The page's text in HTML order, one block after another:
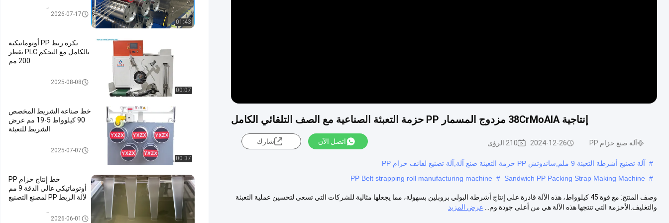
إنتاجية 38CrMoAlA مزدوج المسمار PP حزمة التعبئة الصناعية مع الصف التلقائي الكامل
آلة صنع حزام PP 2024-12-26 210 الرؤى اتصل الآن شارك
# آلة تصنيع أشرطة التعبئة 9 ملم,ساندوتش PP حزمة التعبئة صنع آلة,آلة تصنيع لفائف حزام PP
#
Sandwich PP Packing Strap Making Machine
#
PP Belt strapping roll manufacturing machine
وصف المنتج: مع قوة 45 كيلوواط، هذه الآلة قادرة على إنتاج أشرطة البولي بروبلين بسهولة، مما يجعلها مثالية للشركات التي تسعى لتحسين عملية التعبئة
والتغليف.الأحزمة التي تنتجها هذه الآلة هي من أعلى جودة وم...
عرض المزيد
01:43
2026-07-17
00:07
بكرة ربط PP أوتوماتيكية
بالكامل مع التحكم PLC بقطر
200 مم
عجلة ربط الشريط2025-08-08
00:37
خط صناعة الشريط المخصص
90 كيلوواط 5-19 مم عرض
الشريط للتعبئة
خط بثق شريط الحزام Pp
2025-07-07
خط إنتاج حزام PP
أوتوماتيكي عالي الدقة 9 مم
لآلة الربط PP لمصنع التصنيع
2026-06-01